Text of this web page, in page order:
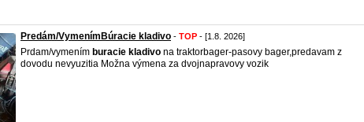
Predám/VymenímBúracie kladivo - TOP - [1.8. 2026]
Prdam/vymením buracie kladivo na traktorbager-pasovy bager,predavam z
dovodu nevyuzitia Možna výmena za dvojnapravovy vozik